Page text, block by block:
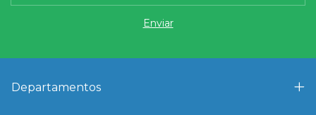
Departamentos